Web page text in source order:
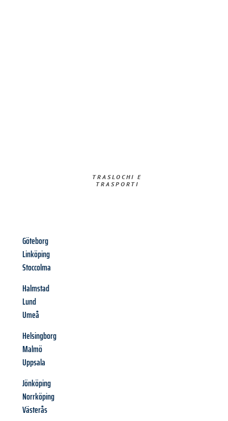
TRASLOCHI E
TRASPORTI​
Göteborg
Linköping
Stoccolma
Halmstad
Lund
Umeå
Helsingborg
Malmö
Uppsala
Jönköping
Norrköping
Västerås